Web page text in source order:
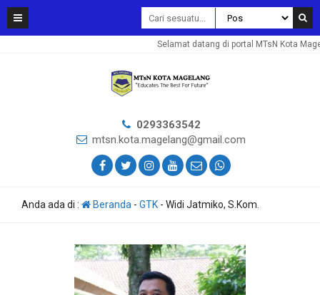
Selamat datang di portal MTsN Kota
0293363542
mtsn.kota.magelang@gmail.com
Anda ada di : Beranda - GTK - Widi Jatmiko, S.Kom.